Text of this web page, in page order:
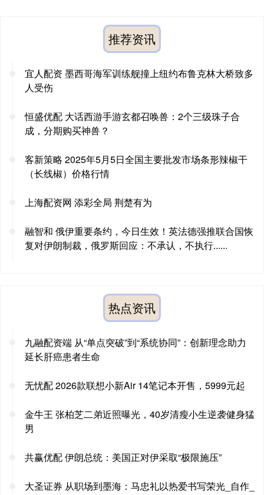
推荐资讯
宜人配资 墨西哥海军训练舰撞上纽约布鲁克林大桥致多
人受伤
恒盛优配 大话西游手游玄都召唤兽：2个三级珠子合
成，分期购买神兽？
客新策略 2025年5月5日全国主要批发市场条形辣椒干
（长线椒）价格行情
上海配资网 添彩全局 荆楚有为
融智和 俄伊重要条约，今日生效！英法德强推联合国恢
复对伊朗制裁，俄罗斯回应：不承认，不执行......
热点资讯
九融配资端 从“单点突破”到“系统协同”：创新理念助力
延长肝癌患者生命
无忧配 2026款联想小新Air 14笔记本开售，5999元起
金牛王 张柏芝二弟近照曝光，40岁清瘦小生逆袭健身猛
男
共赢优配 伊朗总统：美国正对伊采取“极限施压”
大圣证券 从职场到墨海：马忠礼以热爱书写荣光_自作_